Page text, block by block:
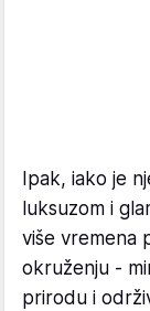
Ipak, iako je
luksuzom i
više vremena
okruženju -
prirodu i